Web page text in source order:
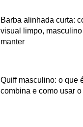
Barba alinhada curta:
visual limpo,
manter
Quiff masculino: o que
combina e como usar